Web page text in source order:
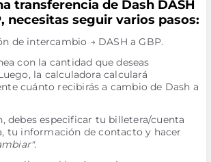
transferencia de Dash DASH
necesitas seguir varios pasos:
de intercambio → DASH a GBP.
con la cantidad que deseas
la calculadora calculará
cuánto recibirás a cambio de Dash a
debes especificar tu billetera/cuenta
tu información de contacto y hacer
.